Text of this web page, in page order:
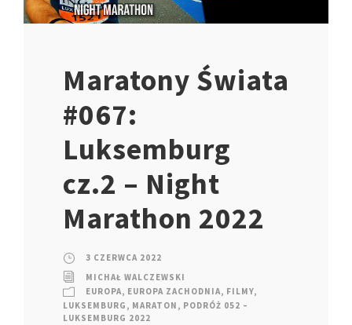
Maratony Świata
#067:
Luksemburg
cz.2 – Night
Marathon 2022
3 CZERWCA 2022
MICHAŁ WALCZEWSKI
EUROPA, EUROPA ZACHODNIA, FILMY,
LUKSEMBURG , MARATON , PODRÓŻ 052 –
LUKSEMBURG 2022